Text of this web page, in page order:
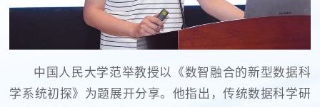
中国人民大学范举教授以《数智融合的新型数据科
学系统初探》为题展开分享。他指出，传统数据科学研